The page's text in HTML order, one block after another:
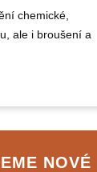
chemické,
ale i broušení a
NOVÉ